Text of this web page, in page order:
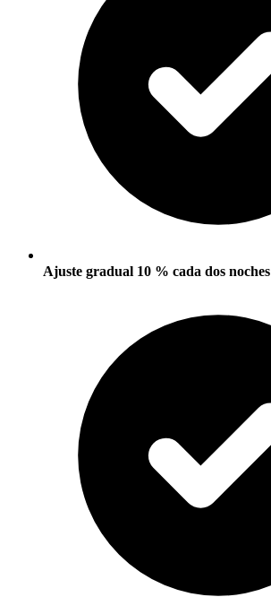
Ajuste gradual 10 % cada dos noches